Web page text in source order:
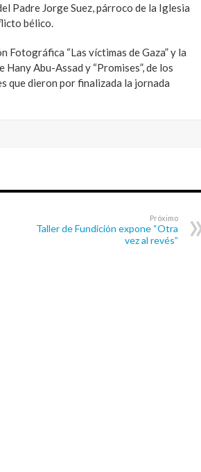
Padre Jorge Suez, párroco de la Iglesia
bélico.
Fotográfica “Las víctimas de Gaza” y la
Abu-Assad y “Promises”, de los
que dieron por finalizada la jornada
Próximo
Taller de Fundición expone “Otra
vez al revés”